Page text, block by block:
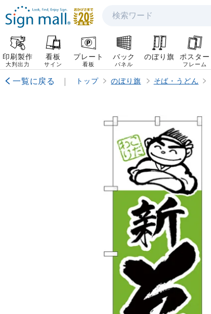
検索
印刷製作
大判出力
看板
サイン
プレート
看板
バック
パネル
のぼり旗 ポスター
フレーム
一覧に戻る | トップ のぼり旗 そば・うどん